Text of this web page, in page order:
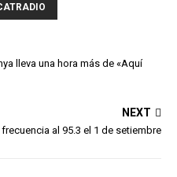
lleva una hora más de «Aquí
NEXT
al 95.3 el 1 de setiembre